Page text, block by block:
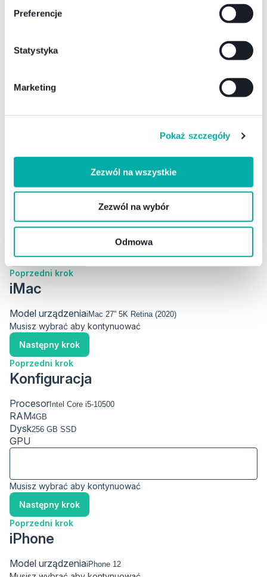
Preferencje
Statystyka
Marketing
Pokaż szczegóły
Zezwól na wszystkie
Zezwól na wybór
Odmowa
Następny krok
Dodatkowe informacje
Kabel zasilający
Klawiatura
Musisz wybrać aby kontynuować
Następny krok
Poprzedni krok
iMac
Model urządzenia
Musisz wybrać aby kontynuować
Następny krok
Poprzedni krok
Konfiguracja
Procesor
RAM
Dysk
GPU
Musisz wybrać aby kontynuować
Następny krok
Poprzedni krok
iPhone
Model urządzenia